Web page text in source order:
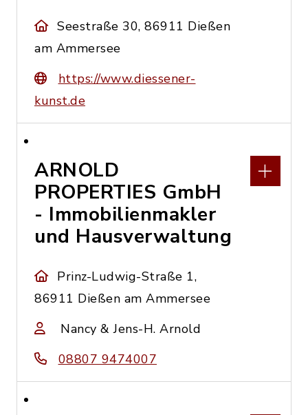
Seestraße 30, 86911 Dießen
am Ammersee
https://www.diessener-
kunst.de
ARNOLD
PROPERTIES GmbH
- Immobilienmakler
und Hausverwaltung
Prinz-Ludwig-Straße 1,
86911 Dießen am Ammersee
Nancy & Jens-H. Arnold
08807 9474007